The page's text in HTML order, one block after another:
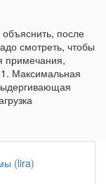
после
смотреть, чтобы
примечания,
Максимальная
(lira)